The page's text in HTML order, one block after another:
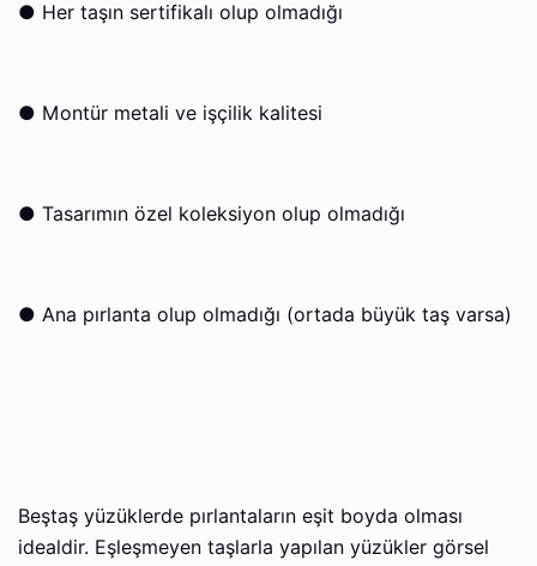
● Her taşın sertifikalı olup olmadığı
● Montür metali ve işçilik kalitesi
● Tasarımın özel koleksiyon olup olmadığı
● Ana pırlanta olup olmadığı (ortada büyük taş varsa)
Beştaş yüzüklerde pırlantaların eşit boyda olması
idealdir. Eşleşmeyen taşlarla yapılan yüzükler görsel